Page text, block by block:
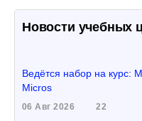
Новости учебных
Ведётся набор на курс:
Micros
06 Авг 2026 22